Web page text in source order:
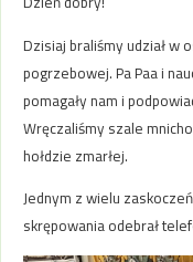
Dzisiaj braliśmy udział w
pogrzebowej. Pa Paa i
pomagały nam i
Wręczaliśmy szale
hołdzie zmarłej.
Jednym z wielu
skrępowania odebrał